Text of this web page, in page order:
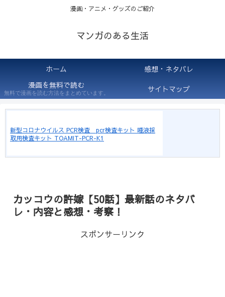
漫画・アニメ・グッズのご紹介
マンガのある生活
ホーム
感想・ネタバレ
漫画を無料で読む
無料で漫画を読む方法をまとめています。 サイトマップ
新型コロナウイルス PCR検査 pcr検査キット 唾液採
取用検査キット TOAMIT-PCR-K1
カッコウの許嫁【50話】最新話のネタバ
レ・内容と感想・考察！
スポンサーリンク